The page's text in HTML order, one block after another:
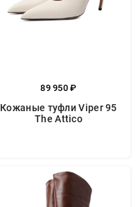
89 950 ₽
Кожаные туфли Viper 95
The Attico